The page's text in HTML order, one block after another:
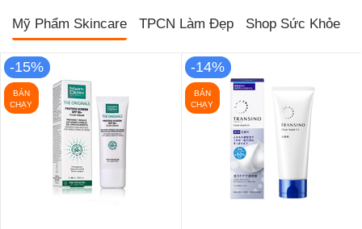
Mỹ Phẩm Skincare TPCN Làm Đẹp Shop Sức Khỏe
-15%
BÁN
CHẠY
-14%
BÁN
CHẠY